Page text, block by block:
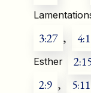
3:27 ,
Esther
2:9 , 5:11